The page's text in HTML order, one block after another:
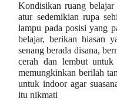
Kondisikan ruang
atur sedemikian rupa
lampu pada posisi yang
belajar, berikan hiasan
senang berada disana,
cerah dan lembut
memungkinkan berilah
untuk indoor agar
itu nikmati